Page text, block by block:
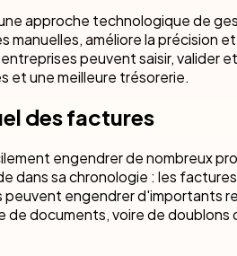
approche technologique de
améliore la précision
peuvent saisir, valider
et une meilleure trésorerie.
des factures
engendrer de nombreux
dans sa chronologie : les
engendrer d'importants
documents, voire de